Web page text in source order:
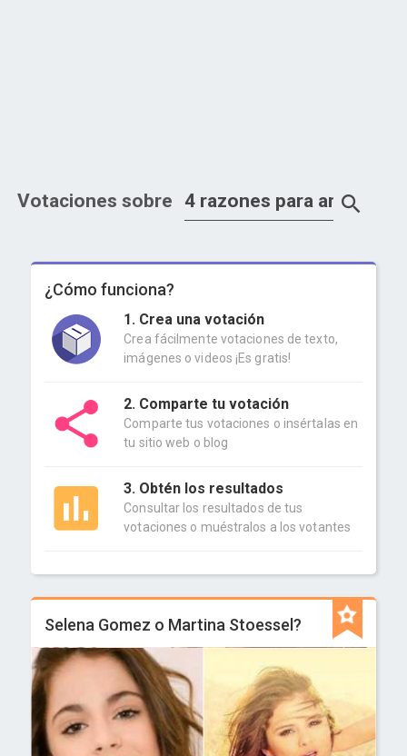
Votaciones sobre
¿Cómo funciona?
1. Crea una votación
Crea fácilmente votaciones de texto,
imágenes o videos ¡Es gratis!
2. Comparte tu votación
Comparte tus votaciones o insértalas en
tu sitio web o blog
3. Obtén los resultados
Consultar los resultados de tus
votaciones o muéstralos a los votantes
Selena Gomez o Martina Stoessel?